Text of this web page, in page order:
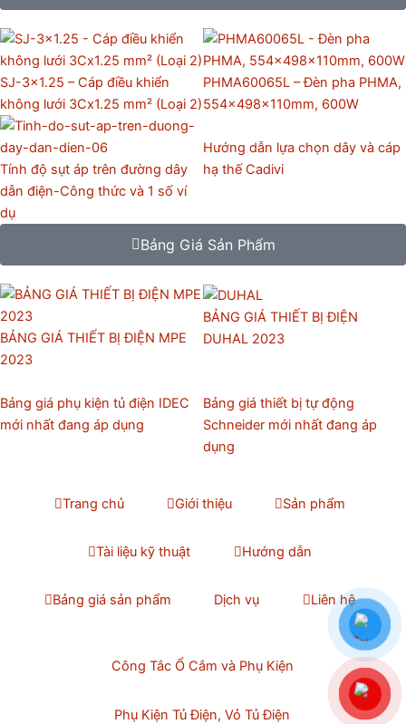
SJ-3×1.25 – Cáp điều khiển
không lưới 3Cx1.25 mm² (Loại 2)
PHMA60065L – Đèn pha PHMA,
554x498x110mm, 600W
Tính độ sụt áp trên đường dây
dẫn điện-Công thức và 1 số ví
dụ
Hướng dẫn lựa chọn dây và cáp
hạ thế Cadivi
Bảng Giá Sản Phẩm
BẢNG GIÁ THIẾT BỊ ĐIỆN MPE
2023
BẢNG GIÁ THIẾT BỊ ĐIỆN
DUHAL 2023
Bảng giá phụ kiện tủ điện IDEC
mới nhất đang áp dụng
Bảng giá thiết bị tự động
Schneider mới nhất đang áp
dụng
Trang chủ Giới thiệu Sản phẩm
Tài liệu kỹ thuật Hướng dẫn
Bảng giá sản phẩm Dịch vụ Liên hệ
Công Tắc Ổ Cắm và Phụ Kiện
Phụ Kiện Tủ Điện, Vỏ Tủ Điện